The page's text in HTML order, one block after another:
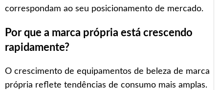
correspondam ao seu posicionamento de mercado.
Por que a marca própria está crescendo
rapidamente?
O crescimento de equipamentos de beleza de marca
própria reflete tendências de consumo mais amplas.